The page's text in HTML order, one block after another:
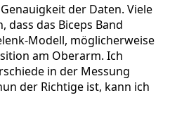
der Daten. Viele
dass das Biceps Band
Modell, möglicherweise
am Oberarm. Ich
in der Messung
der Richtige ist, kann ich